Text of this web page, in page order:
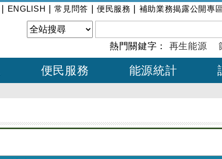
ENGLISH |常見問答 便民服務 補助業務揭露公開專
熱門關鍵字： 再生能源
便民服務 能源統計